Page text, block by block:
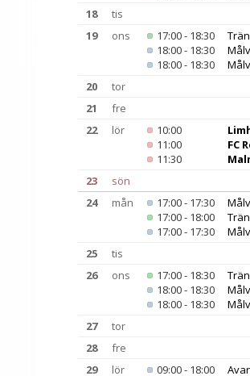
18
tis
19
ons 17:00 - 18:30
18:00 - 18:30
18:00 - 18:30
20
tor
21
fre
22
lör 10:00
11:00
FC
11:30
23
sön
24 mån 17:00 - 17:30
17:00 - 18:00
17:00 - 17:30
25
tis
26
ons 17:00 - 18:30
18:00 - 18:30
18:00 - 18:30
27
tor
28
fre
29
lör 09:00 - 18:00